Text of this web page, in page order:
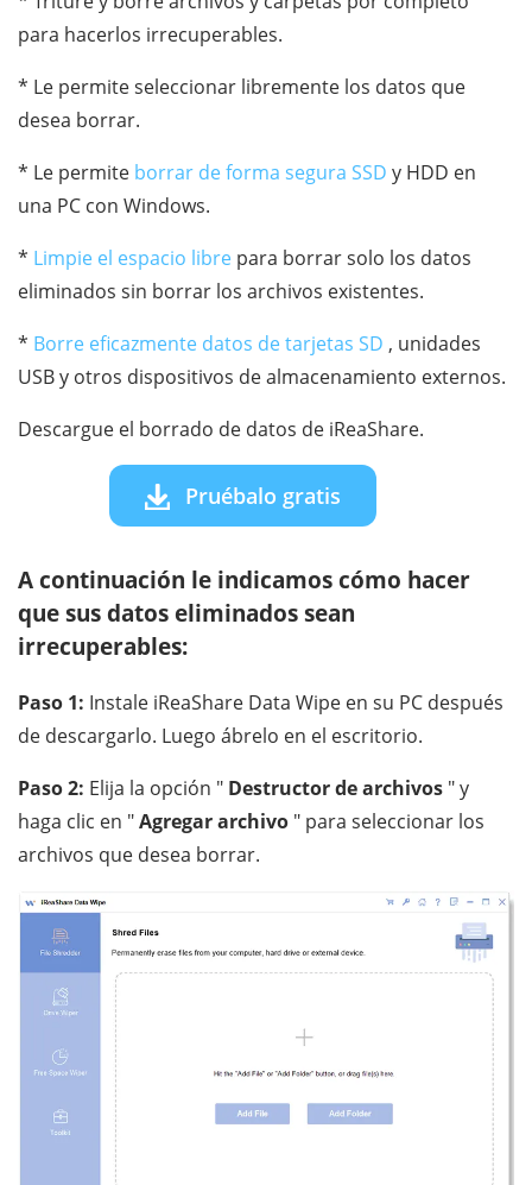
para hacerlos irrecuperables.
* Le permite seleccionar libremente los datos que
desea borrar.
* Le permite borrar de forma segura SSD y HDD en
una PC con Windows.
* Limpie el espacio libre para borrar solo los datos
eliminados sin borrar los archivos existentes.
* Borre eficazmente datos de tarjetas SD , unidades
USB y otros dispositivos de almacenamiento externos.
Descargue el borrado de datos de iReaShare.
Pruébalo gratis
A continuación le indicamos cómo hacer
que sus datos eliminados sean
irrecuperables:
Paso 1: Instale iReaShare Data Wipe en su PC después
de descargarlo. Luego ábrelo en el escritorio.
Paso 2: Elija la opción " Destructor de archivos " y
haga clic en "Agregar archivo " para seleccionar los
archivos que desea borrar.